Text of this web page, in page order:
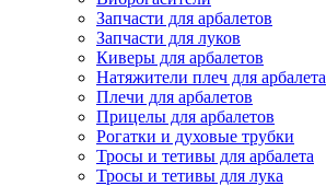
Запчасти для арбалетов
Запчасти для луков
Киверы для арбалетов
Натяжители плеч для арбалета
Плечи для арбалетов
Прицелы для арбалетов
Рогатки и духовые трубки
Тросы и тетивы для арбалета
Тросы и тетивы для лука